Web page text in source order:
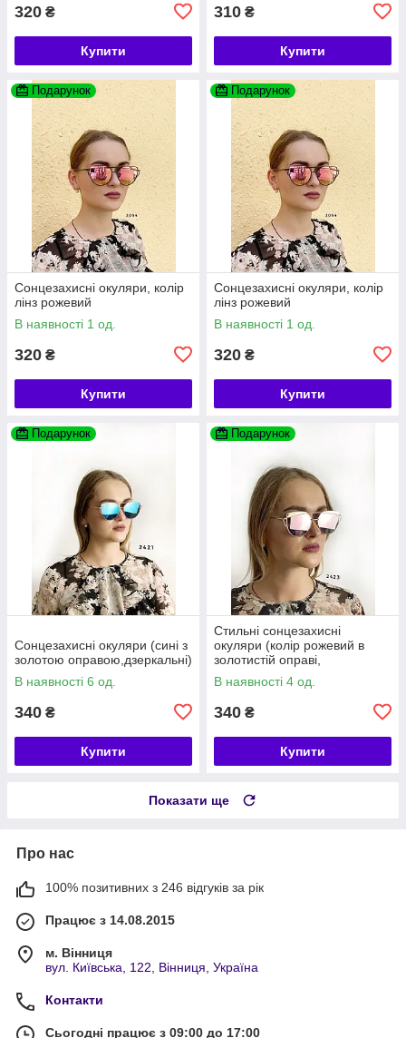
320 ₴
Купити
310 ₴
Купити
Подарунок
Сонцезахисні окуляри, колір
лінз рожевий
В наявності 1 од.
320 ₴
Купити
Подарунок
Сонцезахисні окуляри, колір
лінз рожевий
В наявності 1 од.
320 ₴
Купити
Подарунок
Сонцезахисні окуляри (сині з
золотою оправою,дзеркальні)
В наявності 6 од.
340 ₴
Купити
Подарунок
Стильні сонцезахисні
окуляри (колір рожевий в
золотистій оправі,
дзеркальні)
В наявності 4 од.
340 ₴
Купити
Показати ще
Про нас
100% позитивних з 246 відгуків за рік
Працює з 14.08.2015
м. Вінниця
вул. Київська, 122, Вінниця, Україна
Контакти
Сьогодні працює з 09:00 до 17:00